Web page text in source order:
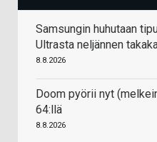
Samsungin huhutaan
Ultrasta neljännen
8.8.2026
Doom pyörii nyt
64:llä
8.8.2026